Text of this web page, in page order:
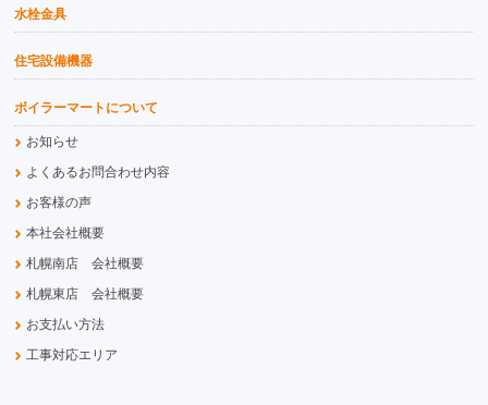
水栓金具
住宅設備機器
ボイラーマートについて
お知らせ
よくあるお問合わせ内容
お客様の声
本社会社概要
札幌南店 会社概要
札幌東店 会社概要
お支払い方法
工事対応エリア